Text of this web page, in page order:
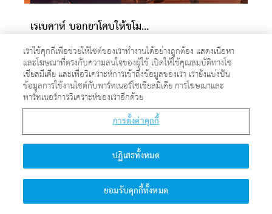
เรเบคาห์ บอกยาโคบให้ขโมยสิทธิการอวยพรบุตรหัวปีของเอซาว โดยการหลอกลวงอิสอัค
เรเบคาห์ บอกยาโคบให้ขโมยสิทธิการอวยพรบุตรหัวปีของเอซาว โดยการหลอกลวงอิสอัค
ปล่อยพวกเขาไป!
เราใช้คุกกี้เพื่อช่วยให้ไซต์ของเราทำงานได้อย่างถูกต้อง แสดงเนื้อหา
และโฆษณาที่ตรงกับความสนใจของผู้ใช้ เปิดให้ใช้คุณสมบัติทางโซ
เชียลมีเดีย และเพื่อวิเคราะห์การเข้าถึงข้อมูลของเรา เรายังแบ่งปัน
ข้อมูลการใช้งานไซต์กับพาร์ทเนอร์โซเชียลมีเดีย การโฆษณาและ
พาร์ทเนอร์การวิเคราะห์ของเราอีกด้วย
การตั้งค่าคุกกี้
ปฏิเสธทั้งหมด
ยอมรับคุกกี้ทั้งหมด